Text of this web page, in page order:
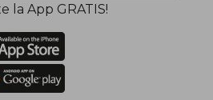
la App GRATIS!